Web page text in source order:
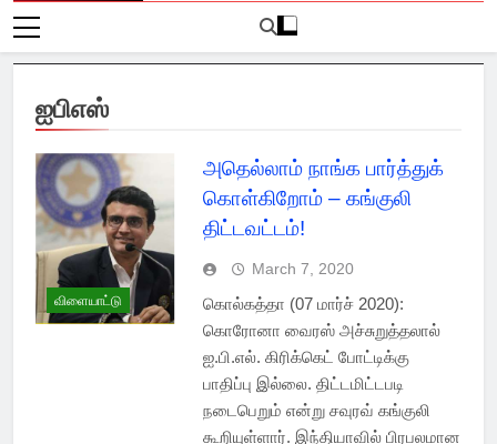
ஐபிஎஸ்
விளையாட்டு
அதெல்லாம் நாங்க பார்த்துக்
கொள்கிறோம் – கங்குலி
திட்டவட்டம்!
March 7, 2020
கொல்கத்தா (07 மார்ச் 2020):
கொரோனா வைரஸ் அச்சுறுத்தலால்
ஐ.பி.எல். கிரிக்கெட் போட்டிக்கு
பாதிப்பு இல்லை. திட்டமிட்டபடி
நடைபெறும் என்று சவுரவ் கங்குலி
கூறியுள்ளார். இந்தியாவில் பிரபலமான